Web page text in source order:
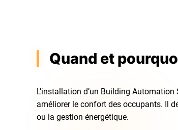
Quand et
L’installation d’un Building
améliorer le confort des occupants. Il
ou la gestion énergétique.